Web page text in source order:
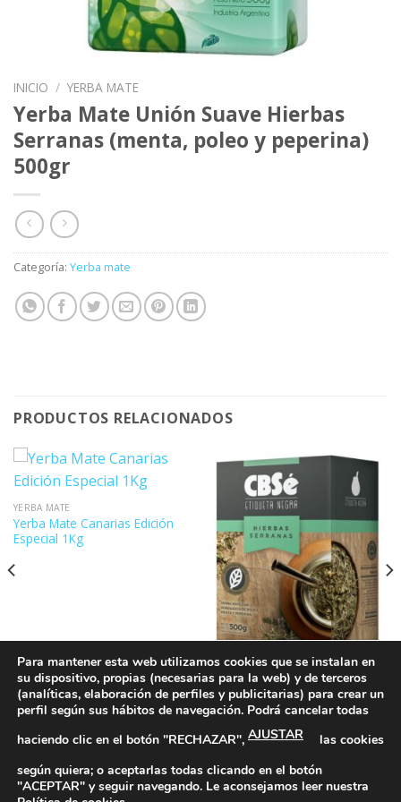
INICIO / YERBA MATE
Yerba Mate Unión Suave Hierbas
Serranas (menta, poleo y peperina)
500gr
Categoría: Yerba mate
PRODUCTOS RELACIONADOS
YERBA MATE
Yerba Mate Canarias Edición
Especial 1Kg
YERBA MATE
Yerba Mate CBSé Etiqueta
Negra 500gr (poleo, menta y
Política de Privacidad|Política de Cookies|Más información
Para mantener esta web utilizamos cookies que se instalan en
su dispositivo, propias (necesarias para la web) y de terceros
(analíticas, elaboración de perfiles y publicitarias) para crear un
perfil según sus hábitos de navegación. Podrá cancelar todas
haciendo clic en el botón "RECHAZAR", AJUSTAR
las cookies
según quiera; o aceptarlas todas clicando en el botón
"ACEPTAR" y seguir navegando. Le aconsejamos leer nuestra
1